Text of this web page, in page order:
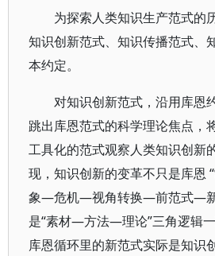
为探索人类知识生产范式的
知识创新范式、知识传播范式、
本约定。
对知识创新范式，沿用库恩
跳出库恩范式的科学理论焦点，
工具化的范式观察人类知识创新
现，知识创新的变革不只是库恩
象—危机—视角转换—前范式—新
是“素材—方法—理论”三角逻辑一
库恩循环里的新范式实际是知识